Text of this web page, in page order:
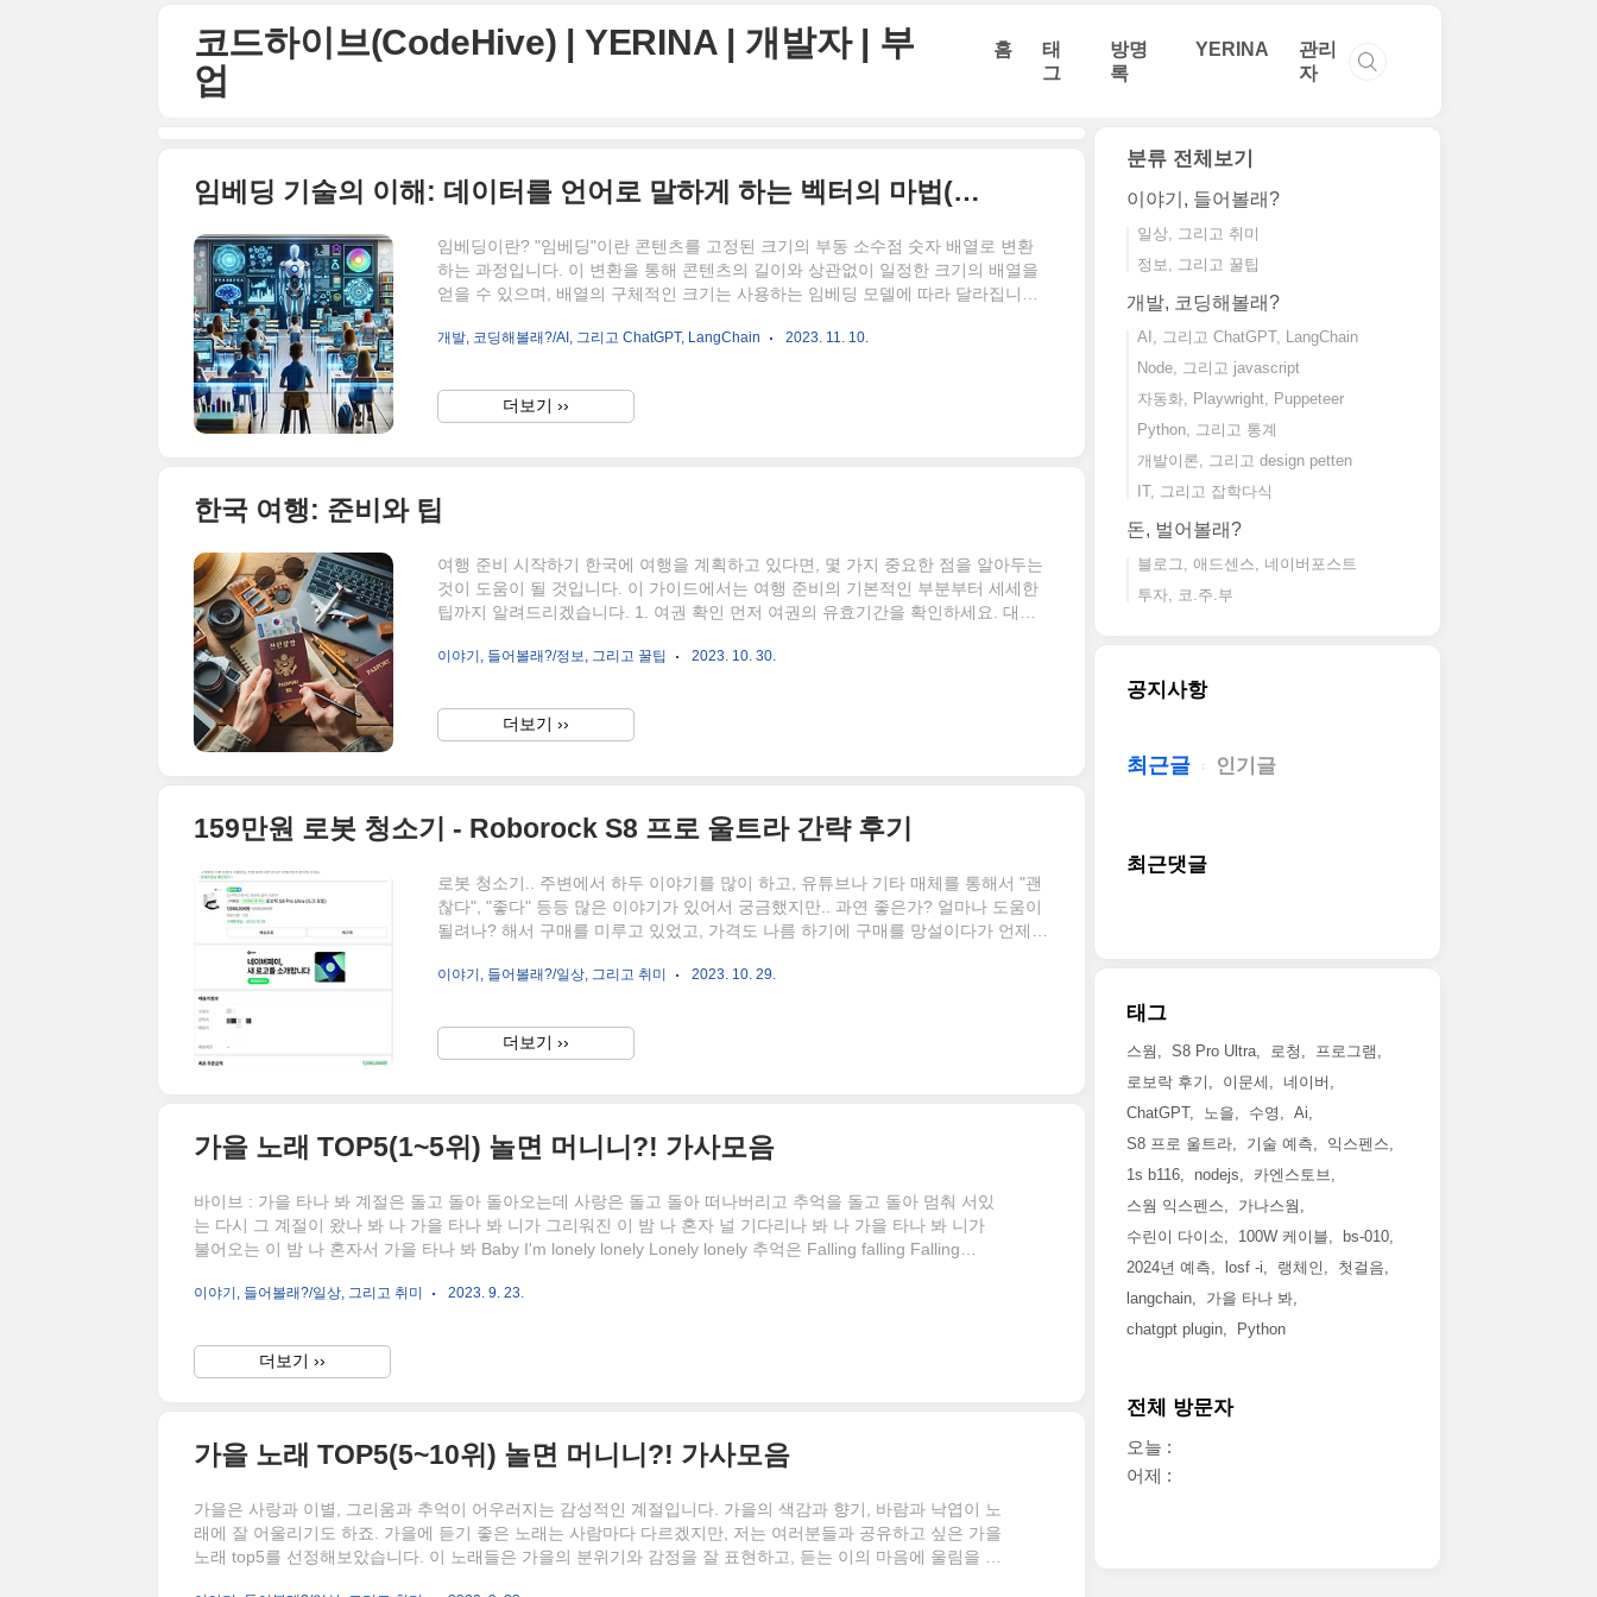
코드하이브(CodeHive) | YERINA | 개발자 | 부
업
홈
태
그
방명
록
YERINA
관리
자
임베딩 기술의 이해: 데이터를 언어로 말하게 하는 벡터의 마법(텍스트, 이미지)
임베딩이란? "임베딩"이란 콘텐츠를 고정된 크기의 부동 소수점 숫자 배열로 변환
하는 과정입니다. 이 변환을 통해 콘텐츠의 길이와 상관없이 일정한 크기의 배열을
얻을 수 있으며, 배열의 구체적인 크기는 사용하는 임베딩 모델에 따라 달라집니다
원 공간의 좌표로 생각하는 것입니다. 콘텐츠를 다차원 공간에 배치하는 이유는 그
콘텐츠의 의미론적 의미를 나타내며, 임베딩 모델은 이를 통해 콘텐츠의 색상, 모양,
개념 등 다양한 특성을 포착합니다. 개별 숫자의 정확한 의미를 완전히 이해하는 사
개발, 코딩해볼래?/AI, 그리고 ChatGPT, LangChain 2023. 11. 10.
더보기 ››
한국 여행: 준비와 팁
여행 준비 시작하기 한국에 여행을 계획하고 있다면, 몇 가지 중요한 점을 알아두는
것이 도움이 될 것입니다. 이 가이드에서는 여행 준비의 기본적인 부분부터 세세한
팁까지 알려드리겠습니다. 1. 여권 확인 먼저 여권의 유효기간을 확인하세요. 대부
2. 비자 요구사항 대부분의 국가에서는 한국 방문 시 비자가 필요하지 않지만, 일부
요구사항을 확인하세요. 3. 건강 및 예방접종 여행 전 건강 상태를 확인하고 필요한
예방접종을 받는 것이 좋습니다. 특히, 일부 지역에서는 특정 질병에 대한 예방접종
이야기, 들어볼래?/정보, 그리고 꿀팁 2023. 10. 30.
더보기 ››
159만원 로봇 청소기 - Roborock S8 프로 울트라 간략 후기
로봇 청소기.. 주변에서 하두 이야기를 많이 하고, 유튜브나 기타 매체를 통해서 "괜
찮다", "좋다" 등등 많은 이야기가 있어서 궁금했지만.. 과연 좋은가? 얼마나 도움이
될려나? 해서 구매를 미루고 있었고, 가격도 나름 하기에 구매를 망설이다가 언제
보락 Roborock S8 프로 울트라를 구매 하였다. 거대한 박스를 보고 놀라지 아니 할
지만.. 상당히 큰 부피를 차지 하고 있다. 고양이가.. 탐색전을 벌인다.. 고양이 털 제
거와 머리카락등등 가벼운 먼지를 자동으로 치움으로써 많은 이점이 있다는걸 .. 로
이야기, 들어볼래?/일상, 그리고 취미 2023. 10. 29.
더보기 ››
가을 노래 TOP5(1~5위) 놀면 머니니?! 가사모음
바이브 : 가을 타나 봐 계절은 돌고 돌아 돌아오는데 사랑은 돌고 돌아 떠나버리고 추억을 돌고 돌아 멈춰 서있
는 다시 그 계절이 왔나 봐 나 가을 타나 봐 니가 그리워진 이 밤 나 혼자 널 기다리나 봐 나 가을 타나 봐 니가
불어오는 이 밤 나 혼자서 가을 타나 봐 Baby I'm lonely lonely Lonely lonely 추억은 Falling falling Falling
않는 시간들 아무리 잊어봐도 짙어져 가는 외로운 계절이 왔나 봐 나 가을 타나 봐 니가 그리워진 이 밤 나 혼자
이야기, 들어볼래?/일상, 그리고 취미 2023. 9. 23.
더보기 ››
가을 노래 TOP5(5~10위) 놀면 머니니?! 가사모음
가을은 사랑과 이별, 그리움과 추억이 어우러지는 감성적인 계절입니다. 가을의 색감과 향기, 바람과 낙엽이 노
래에 잘 어울리기도 하죠. 가을에 듣기 좋은 노래는 사람마다 다르겠지만, 저는 여러분들과 공유하고 싶은 가을
노래 top5를 선정해보았습니다. 이 노래들은 가을의 분위기와 감정을 잘 표현하고, 듣는 이의 마음에 울림을 주
분류 전체보기
이야기, 들어볼래?
일상, 그리고 취미
정보, 그리고 꿀팁
개발, 코딩해볼래?
AI, 그리고 ChatGPT, LangChain
Node, 그리고 javascript
자동화, Playwright, Puppeteer
Python, 그리고 통계
개발이론, 그리고 design petten
IT, 그리고 잡학다식
돈, 벌어볼래?
블로그, 애드센스, 네이버포스트
투자, 코.주.부
공지사항
최근글 인기글
최근댓글
태그
스웜 S8 Pro Ultra 로청
프로그램
로보락 후기
이문세
네이버
ChatGPT
노을 수영
Ai
S8 프로 울트라
기술 예측
익스펜스
1s b116
nodejs
카엔스토브
스웜 익스펜스
가나스웜
수린이 다이소
100W 케이블
bs-010
2024년 예측
losf -i 랭체인
첫걸음
langchain
가을 타나 봐
chatgpt plugin
Python
전체 방문자
오늘 :
어제 :